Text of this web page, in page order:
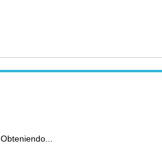
Obteniendo...